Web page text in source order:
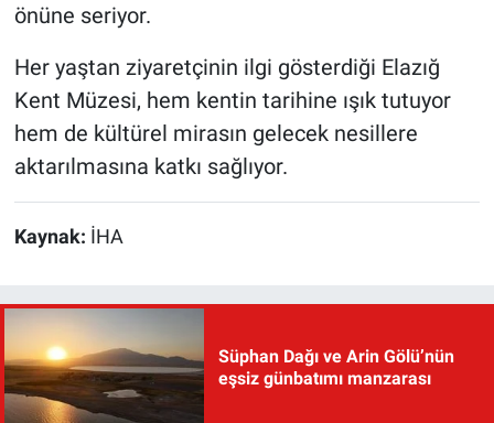
önüne seriyor.
Her yaştan ziyaretçinin ilgi gösterdiği Elazığ
Kent Müzesi, hem kentin tarihine ışık tutuyor
hem de kültürel mirasın gelecek nesillere
aktarılmasına katkı sağlıyor.
Kaynak: İHA
Süphan Dağı ve Arin Gölü’nün
eşsiz günbatımı manzarası